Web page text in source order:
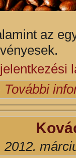
az
További
2012.